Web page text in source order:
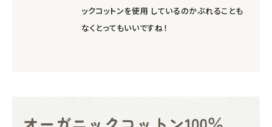
ックコットンを使用 しているのかぶれることも
なくとってもいいですね！